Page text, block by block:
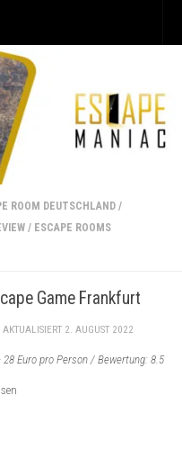
ROOM DEUTSCHLAND /
/ ESCAPE ROOMS
Game Frankfurt
AKTUALISIERT 2. AUGUST 2022
Euro pro Person / Bewertung: 8.5